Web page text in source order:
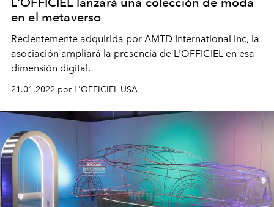
en el metaverso
Recientemente adquirida por AMTD International Inc, la
asociación ampliará la presencia de L'OFFICIEL en esa
dimensión digital.
21.01.2022 por L'OFFICIEL USA